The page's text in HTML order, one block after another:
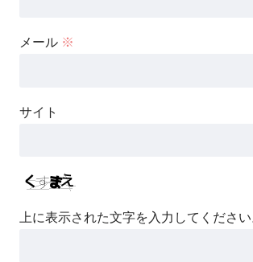
メール ※
サイト
上に表示された文字を入力してください